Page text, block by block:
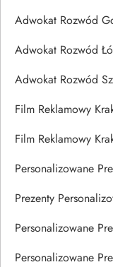
Adwokat Rozwód
Adwokat Rozwód
Adwokat Rozwód
Film Reklamowy
Film Reklamowy
Personalizowane
Prezenty
Personalizowane
Personalizowane